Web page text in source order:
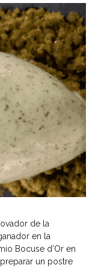
de la
en la
Bocuse d’Or en
un postre